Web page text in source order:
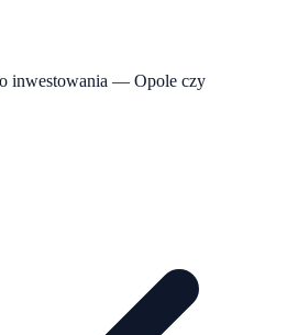
inwestowania — Opole czy